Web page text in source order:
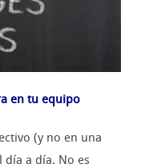
en tu equipo
(y no en una
día a día. No es